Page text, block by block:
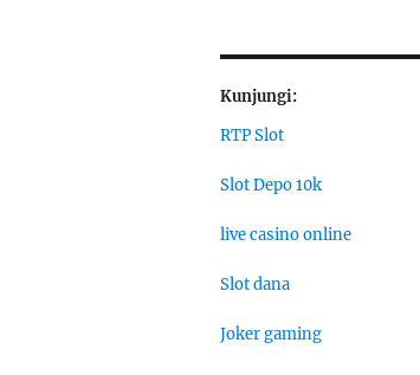
Kunjungi:
RTP Slot
Slot Depo 10k
live casino online
Slot dana
Joker gaming